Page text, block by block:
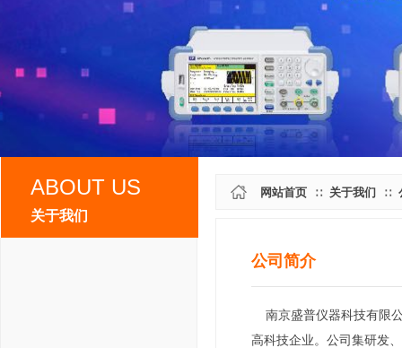
关于我们
ABOUT US 网站首页 ∷ 关于我们 ∷
公司简介
南京盛普仪器科技有限
高科技企业。公司集研发